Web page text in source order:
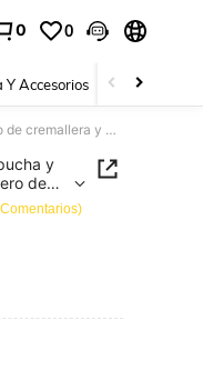
0 0
Y Accesorios Zapatos
BABYPHAT Mono de terciopelo con capucha y longitud completa para mujer, con cierre delantero de cremallera y cordón ajustable en la cintura para uso casual en casa
y
de